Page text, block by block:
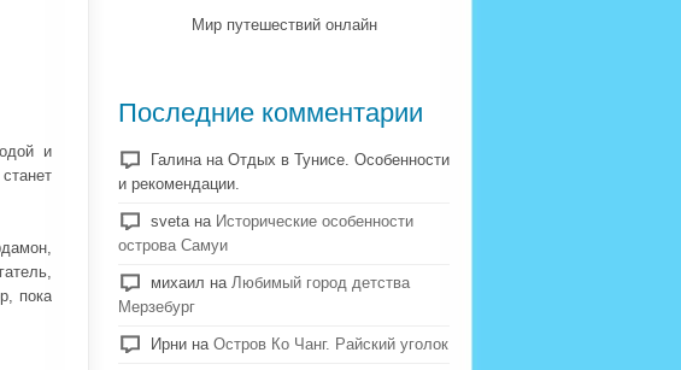
и
пока
Мир путешествий онлайн
Последние комментарии
Галина на Отдых в Тунисе. Особенности
и рекомендации.
sveta на Исторические особенности
острова Самуи
михаил на Любимый город детства
Мерзебург
Ирни на Остров Ко Чанг. Райский уголок